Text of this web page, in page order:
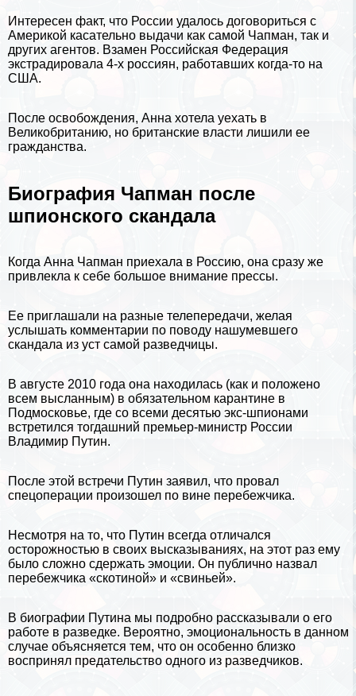
Интересен факт, что России удалось договориться с
Америкой касательно выдачи как самой Чапман, так и
других агентов. Взамен Российская Федерация
экстрадировала 4-х россиян, работавших когда-то на
США.
После освобождения, Анна хотела уехать в
Великобританию, но британские власти лишили ее
гражданства.
Биография Чапман после
шпионского скандала
Когда Анна Чапман приехала в Россию, она сразу же
привлекла к себе большое внимание прессы.
Ее приглашали на разные телепередачи, желая
услышать комментарии по поводу нашумевшего
скандала из уст самой разведчицы.
В августе 2010 года она находилась (как и положено
всем высланным) в обязательном карантине в
Подмосковье, где со всеми десятью экс-шпионами
встретился тогдашний премьер-министр России
Владимир Путин.
После этой встречи Путин заявил, что провал
спецоперации произошел по вине перебежчика.
Несмотря на то, что Путин всегда отличался
осторожностью в своих высказываниях, на этот раз ему
было сложно сдержать эмоции. Он публично назвал
перебежчика «скотиной» и «свиньей».
В биографии Путина мы подробно рассказывали о его
работе в разведке. Вероятно, эмоциональность в данном
случае объясняется тем, что он особенно близко
воспринял предательство одного из разведчиков.